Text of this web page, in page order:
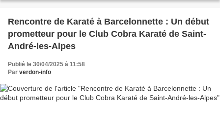
Rencontre de Karaté à Barcelonnette : Un début
prometteur pour le Club Cobra Karaté de Saint-
André-les-Alpes
Publié le 30/04/2025 à 11:58
Par verdon-info